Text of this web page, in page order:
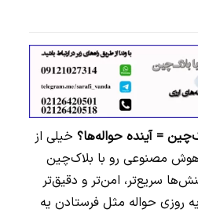
= آینده حواله‌ها؟خیلی از
مصنوعی رو با بلاک‌چین
سریع‌تر، امن‌تر و دقیق‌تر
روزی حواله مثل فرستادن یه